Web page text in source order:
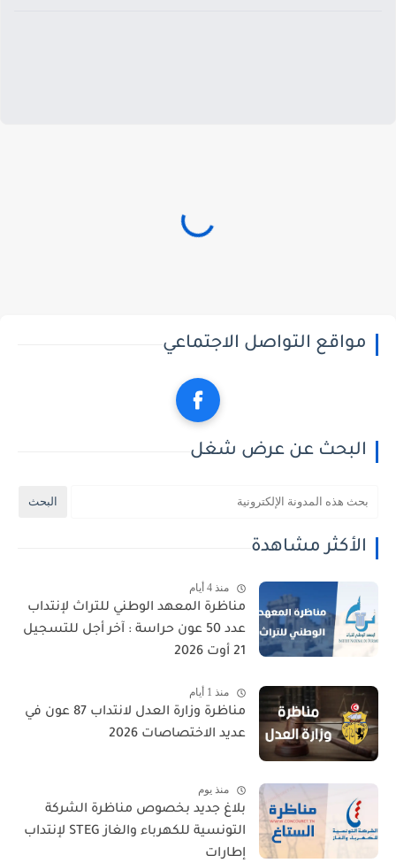
مواقع التواصل الاجتماعي
البحث عن عرض شغل
الأكثر مشاهدة
منذ 4 أيام
مناظرة المعهد الوطني للتراث لإنتداب
عدد 50 عون حراسة : آخر أجل للتسجيل
21 أوت 2026
منذ 1 أيام
مناظرة وزارة العدل لانتداب 87 عون في
عديد الاختصاصات 2026
منذ يوم
بلاغ جديد بخصوص مناظرة الشركة
التونسية للكهرباء والغاز STEG لإنتداب
إطارات